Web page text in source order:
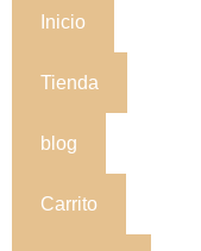
Inicio
Tienda
blog
Carrito